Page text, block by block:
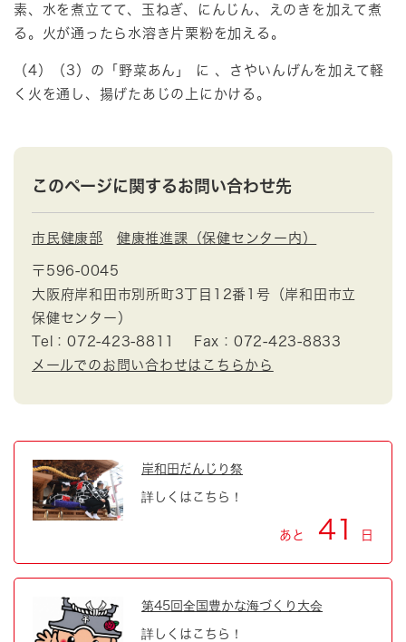
素、水を煮立てて、玉ねぎ、にんじん、えのきを加えて煮
る。火が通ったら水溶き片栗粉を加える。
（4）（3）の「野菜あん」 に 、さやいんげんを加えて軽
く火を通し、揚げたあじの上にかける。
このページに関するお問い合わせ先
市民健康部 健康推進課（保健センター内）
〒596-0045
大阪府岸和田市別所町3丁目12番1号（岸和田市立
保健センター）
Tel：072-423-8811
Fax：072-423-8833
メールでのお問い合わせはこちらから
岸和田だんじり祭
詳しくはこちら！
あと 41 日
第45回全国豊かな海づくり大会
詳しくはこちら！